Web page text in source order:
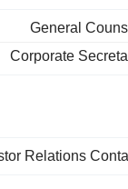
General
Corporate
Relations